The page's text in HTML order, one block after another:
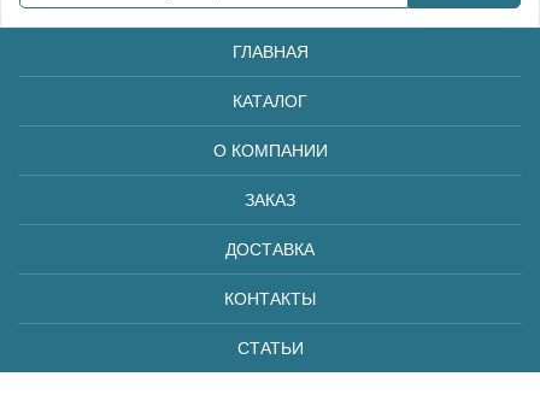
ГЛАВНАЯ
КАТАЛОГ
О КОМПАНИИ
ЗАКАЗ
ДОСТАВКА
КОНТАКТЫ
СТАТЬИ